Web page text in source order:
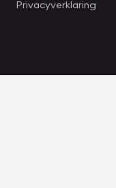
Privacyverklaring